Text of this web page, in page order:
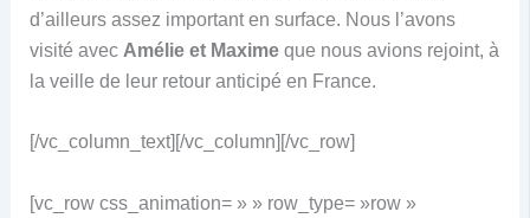
d’ailleurs assez important en surface. Nous l’avons
visité avec Amélie et Maximeque nous avions rejoint, à
la veille de leur retour anticipé en France.
[/vc_column_text][/vc_column][/vc_row]
[vc_row css_animation= » » row_type= »row »